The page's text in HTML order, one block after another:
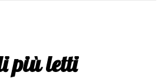
più letti